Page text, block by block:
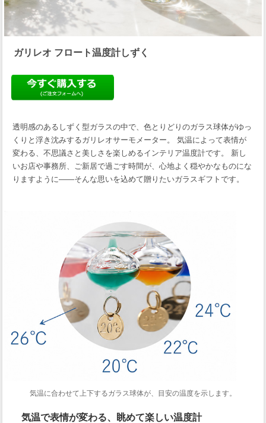
ガリレオ フロート温度計しずく
透明感のあるしずく型ガラスの中で、色とりどりのガラス球体がゆっ
くりと浮き沈みするガリレオサーモメーター。 気温によって表情が
変わる、不思議さと美しさを楽しめるインテリア温度計です。 新し
いお店や事務所、ご新居で過ごす時間が、心地よく穏やかなものにな
りますように――そんな思いを込めて贈りたいガラスギフトです。
気温に合わせて上下するガラス球体が、目安の温度を示します。
気温で表情が変わる、眺めて楽しい温度計